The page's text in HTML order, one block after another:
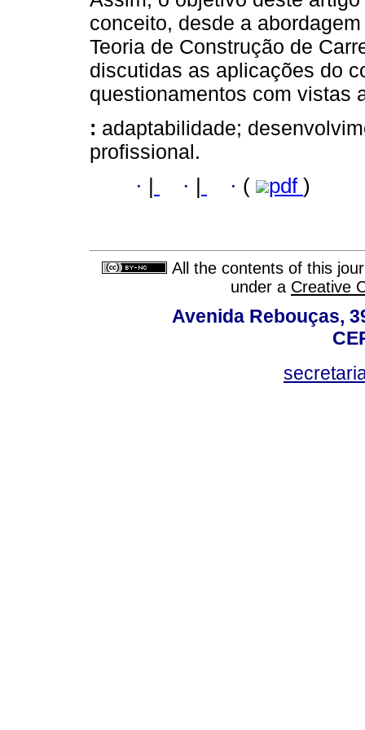
conceito, desde a
Teoria de Construção de
discutidas as aplicações do
questionamentos com vistas
: adaptabilidade;
profissional.
· · · ( pdf )
All the contents of this
under a Creative
Avenida Rebouças,